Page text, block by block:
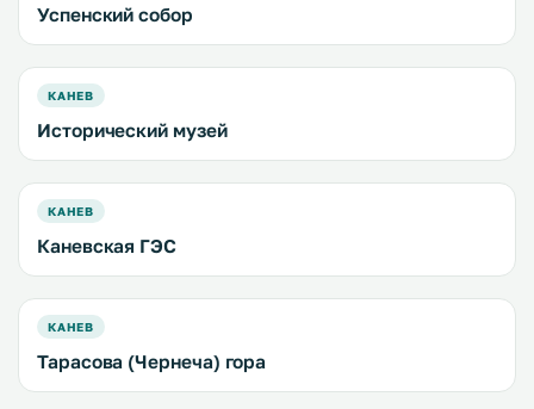
Успенский собор
КАНЕВ
Исторический музей
КАНЕВ
Каневская ГЭС
КАНЕВ
Тарасова (Чернеча) гора